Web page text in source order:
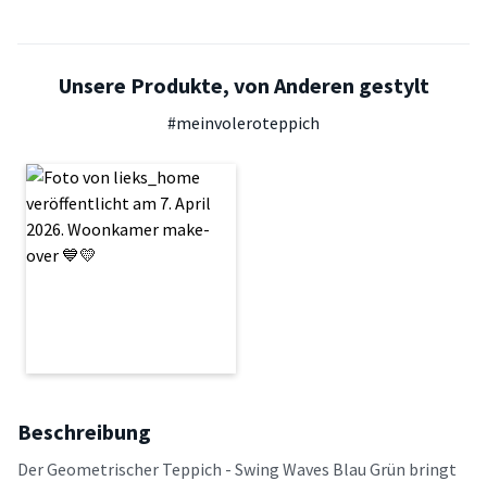
Unsere Produkte, von Anderen gestylt
#meinvoleroteppich
Beschreibung
Der Geometrischer Teppich - Swing Waves Blau Grün bringt